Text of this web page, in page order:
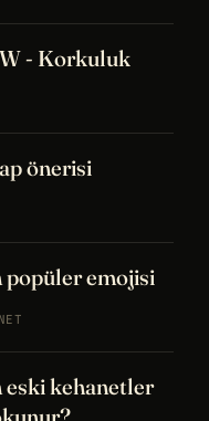
- Korkuluk
önerisi
popüler emojisi
eski kehanetler